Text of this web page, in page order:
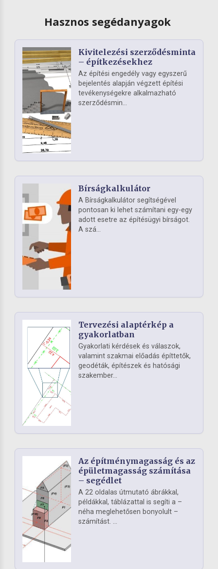
Hasznos segédanyagok
Kivitelezési szerződésminta
– építkezésekhez
Az építési engedély vagy egyszerű
bejelentés alapján végzett építési
tevékenységekre alkalmazható
szerződésmin...
Bírságkalkulátor
A Bírságkalkulátor segítségével
pontosan ki lehet számítani egy-egy
adott esetre az építésügyi bírságot.
A szá...
Tervezési alaptérkép a
gyakorlatban
Gyakorlati kérdések és válaszok,
valamint szakmai előadás építtetők,
geodéták, építészek és hatósági
szakember...
Az építménymagasság és az
épületmagasság számítása
– segédlet
A 22 oldalas útmutató ábrákkal,
példákkal, táblázattal is segíti a –
néha meglehetősen bonyolult –
számítást. ...